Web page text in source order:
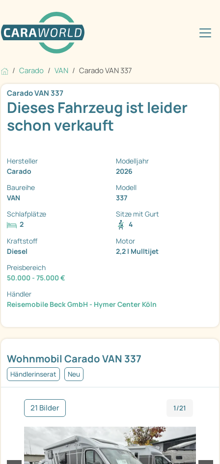
Carado VAN Carado VAN 337
Wohnmobil Carado VAN 337
Händlerinserat Neu
21 Bilder 1/21
Carado VAN 337
Dieses Fahrzeug ist leider
schon verkauft
Hersteller
Carado
Modelljahr
2026
Baureihe
VAN
Modell
337
Schlafplätze
2
Sitze mit Gurt
4
Kraftstoff
Diesel
Motor
2,2 l Mulltijet
Preisbereich
50.000 - 75.000 €
Händler
Reisemobile Beck GmbH - Hymer Center Köln